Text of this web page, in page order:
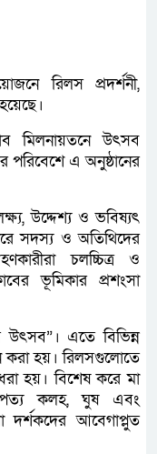
রিলস প্রদর্শনী,
মিলনায়তনে উৎসব
এ অনুষ্ঠানের
উদ্দেশ্য ও ভবিষ্যৎ
সদস্য ও অতিথিদের
চলচ্চিত্র ও
ভূমিকার প্রশংসা
এতে বিভিন্ন
করা হয়। রিলসগুলোতে
হয়। বিশেষ করে মা
কলহ, ঘুষ এবং
দর্শকদের আবেগাপ্লুত